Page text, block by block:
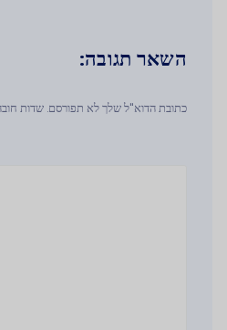
השאר תגובה:
כתובת הדוא"ל שלך לא תפורסם. שדות